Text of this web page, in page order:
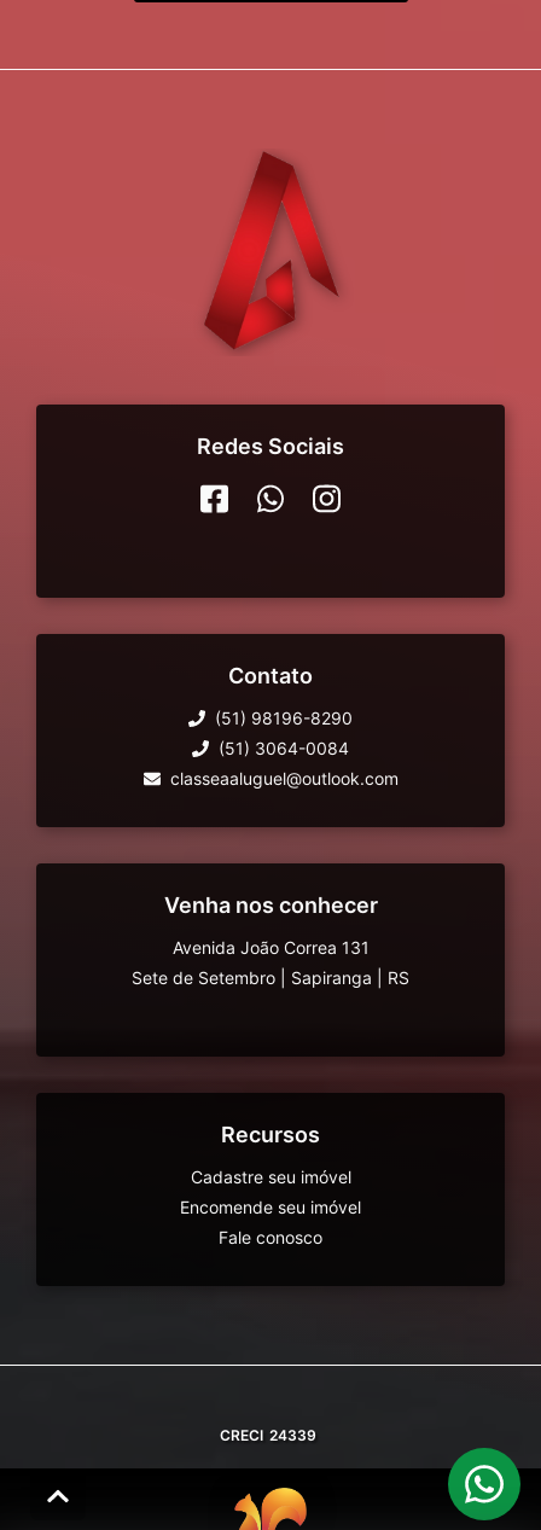
Redes Sociais
Contato
(51) 98196-8290
(51) 3064-0084
classeaaluguel@outlook.com
Venha nos conhecer
Avenida João Correa 131
Sete de Setembro
Sapiranga RS
Recursos
Cadastre seu imóvel
Encomende seu imóvel
Fale conosco
CRECI 24339